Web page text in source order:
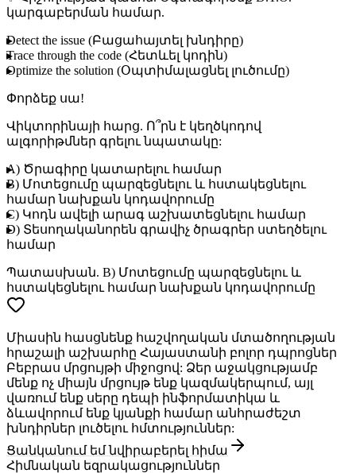
կարգաբերման համար.
Detect the issue (Բացահայտել խնդիրը)
Trace through the code (Հետևել կոդին)
Optimize the solution (Օպտիմալացնել լուծումը)
Փորձեք սա!
Վիկտորինայի հարց. Ո՞րն է կեղծկոդով
ալգորիթմներ գրելու նպատակը:
A) Ծրագիրը կատարելու համար
B) Մոտեցումը պարզեցնելու և հստակեցնելու
համար նախքան կոդավորումը
C) Կոդն ավելի արագ աշխատեցնելու համար
D) Տեսողականորեն գրավիչ ծրագրեր ստեղծելու
համար
Պատասխան. B) Մոտեցումը պարզեցնելու և
հստակեցնելու համար նախքան կոդավորումը
Միասին հասցնենք հաշվողական մտածողության
հրաշալի աշխարհը Հայաստանի բոլոր դպրոցներ
Բեբրաս մրցույթի միջոցով: Ձեր աջակցությամբ
մենք ոչ միայն մրցույթ ենք կազմակերպում, այլ
վառում ենք սերը դեպի ինֆորմատիկա և
ձևավորում ենք կյանքի համար անհրաժեշտ
խնդիրներ լուծելու հմտություններ:
Ցանկանում եմ նվիրաբերել հիմա
Հիմնական եզրակացություններ